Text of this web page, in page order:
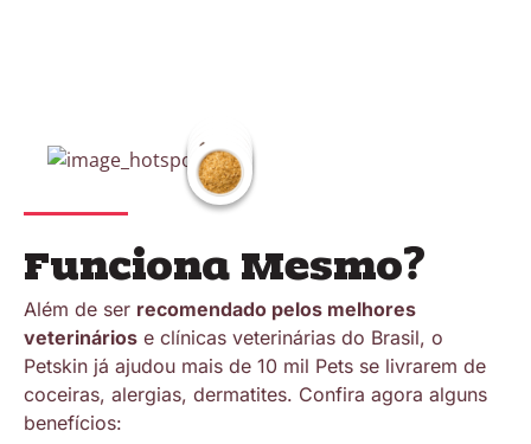
Funciona Mesmo?
Além de ser recomendado pelos melhores
veterinários e clínicas veterinárias do Brasil, o
Petskin já ajudou mais de 10 mil Pets se livrarem de
coceiras, alergias, dermatites. Confira agora alguns
benefícios: